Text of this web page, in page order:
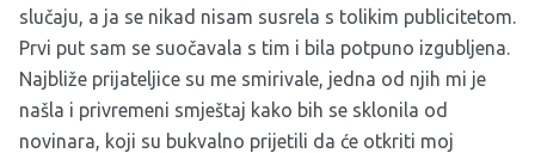
slučaju, a ja se nikad nisam susrela s tolikim publicitetom.
Prvi put sam se suočavala s tim i bila potpuno izgubljena.
Najbliže prijateljice su me smirivale, jedna od njih mi je
našla i privremeni smještaj kako bih se sklonila od
novinara, koji su bukvalno prijetili da će otkriti moj